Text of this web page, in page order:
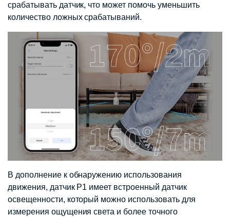
срабатывать датчик, что может помочь уменьшить
количество ложных срабатываний.
В дополнение к обнаружению использования
движения, датчик P1 имеет встроенный датчик
освещенности, который можно использовать для
измерения ощущения света и более точного